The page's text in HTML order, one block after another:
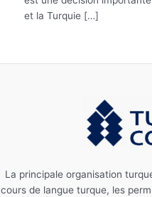
et la Turquie […]
La principale organisation
cours de langue turque, les